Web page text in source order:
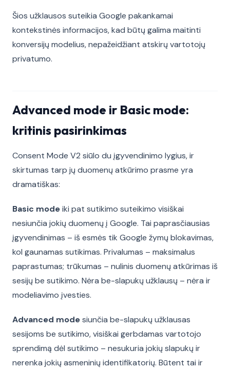
Šios užklausos suteikia Google pakankamai
kontekstinės informacijos, kad būtų galima maitinti
konversijų modelius, nepažeidžiant atskirų vartotojų
privatumo.
Advanced mode ir Basic mode:
kritinis pasirinkimas
Consent Mode V2 siūlo du įgyvendinimo lygius, ir
skirtumas tarp jų duomenų atkūrimo prasme yra
dramatiškas:
Basic modeiki pat sutikimo suteikimo visiškai
nesiunčia jokių duomenų į Google. Tai paprasčiausias
įgyvendinimas – iš esmės tik Google žymų blokavimas,
kol gaunamas sutikimas. Privalumas – maksimalus
paprastumas; trūkumas – nulinis duomenų atkūrimas iš
sesijų be sutikimo. Nėra be-slapukų užklausų – nėra ir
modeliavimo įvesties.
Advanced modesiunčia be-slapukų užklausas
sesijoms be sutikimo, visiškai gerbdamas vartotojo
sprendimą dėl sutikimo – nesukuria jokių slapukų ir
nerenka jokių asmeninių identifikatorių. Būtent tai ir